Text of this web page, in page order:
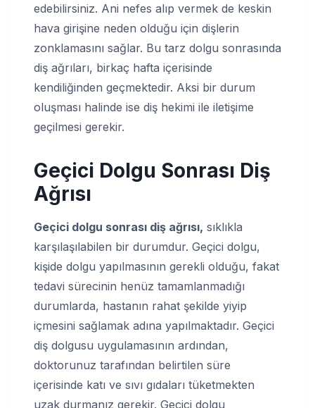
edebilirsiniz. Ani nefes alıp vermek de keskin
hava girişine neden olduğu için dişlerin
zonklamasını sağlar. Bu tarz dolgu sonrasında
diş ağrıları, birkaç hafta içerisinde
kendiliğinden geçmektedir. Aksi bir durum
oluşması halinde ise diş hekimi ile iletişime
geçilmesi gerekir.
Geçici Dolgu Sonrası Diş
Ağrısı
Geçici dolgu sonrası diş ağrısı, sıklıkla
karşılaşılabilen bir durumdur. Geçici dolgu,
kişide dolgu yapılmasının gerekli olduğu, fakat
tedavi sürecinin henüz tamamlanmadığı
durumlarda, hastanın rahat şekilde yiyip
içmesini sağlamak adına yapılmaktadır. Geçici
diş dolgusu uygulamasının ardından,
doktorunuz tarafından belirtilen süre
içerisinde katı ve sıvı gıdaları tüketmekten
uzak durmanız gerekir. Geçici dolgu